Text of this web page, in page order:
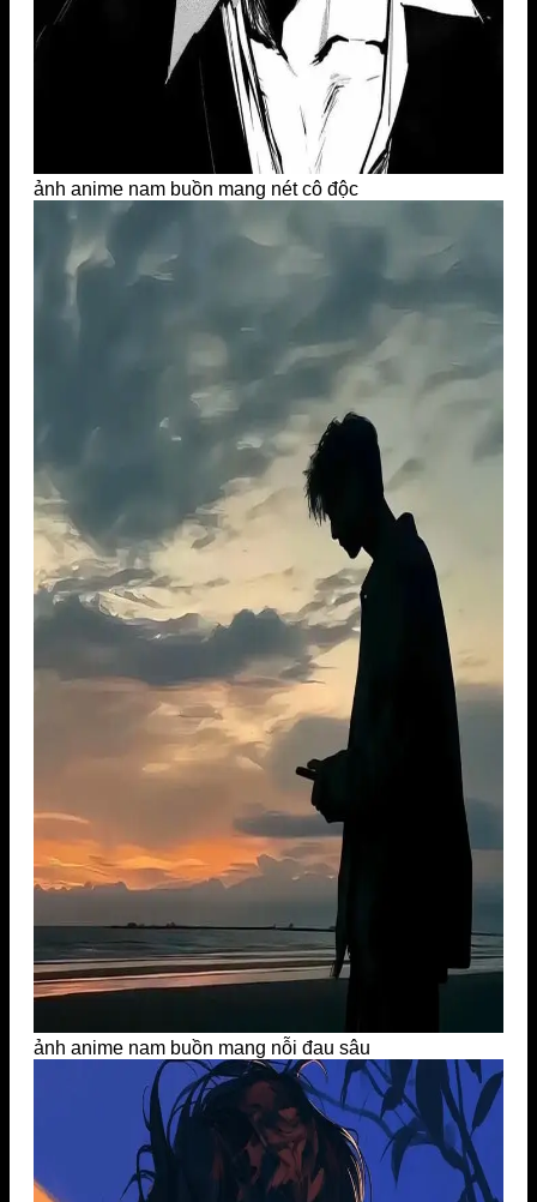
ảnh anime nam buồn mang nét cô độc
ảnh anime nam buồn mang nỗi đau sâu